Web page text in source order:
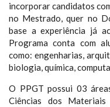
incorporar candidatos
no Mestrado, quer no
base a experiência já
Programa conta com
como: engenharias,
biologia, química,
O PPGT possui 03
Ciências dos